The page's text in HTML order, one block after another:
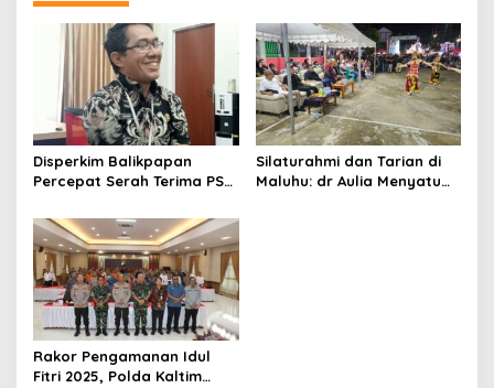
Disperkim Balikpapan
Percepat Serah Terima PSU
Tenggat 30 Hari ke
Pengembang
Silaturahmi dan Tarian di
Maluhu: dr Aulia Menyatu
Rakor Pengamanan Idul
Fitri 2025, Polda Kaltim